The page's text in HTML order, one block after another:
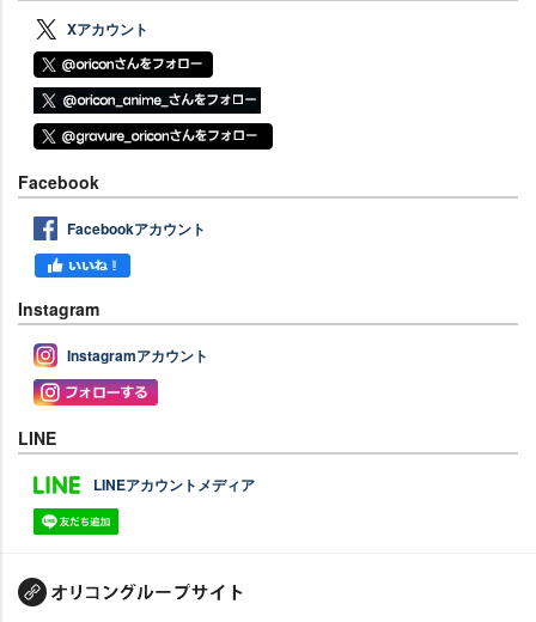
Xアカウント
Facebook
Facebookアカウント
Instagram
Instagramアカウント
LINE
LINEアカウントメディア